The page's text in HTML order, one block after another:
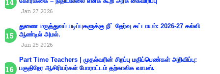
Jan 27 2026
துணை மருத்துவப் படிப்புகளுக்கு நீட் தேர்வு கட்டாயம்: 2026-27 கல்வி
ஆண்டில் அமல்.
Jan 25 2026
Part Time Teachers | முதல்வரின் சிறப்பு மதிப்பெண்கள் அறிவிப்பு:
பகுதிநேர ஆசிரியர்கள் போராட்டம் தற்காலிக வாபஸ்.